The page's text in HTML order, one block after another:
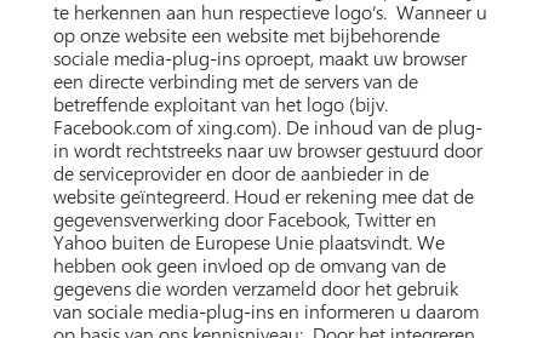
te herkennen aan hun respectieve logo’s. Wanneer u
op onze website een website met bijbehorende
sociale media-plug-ins oproept, maakt uw browser
een directe verbinding met de servers van de
betreffende exploitant van het logo (bijv.
Facebook.com of xing.com). De inhoud van de plug-
in wordt rechtstreeks naar uw browser gestuurd door
de serviceprovider en door de aanbieder in de
website geïntegreerd. Houd er rekening mee dat de
gegevensverwerking door Facebook, Twitter en
Yahoo buiten de Europese Unie plaatsvindt. We
hebben ook geen invloed op de omvang van de
gegevens die worden verzameld door het gebruik
van sociale media-plug-ins en informeren u daarom